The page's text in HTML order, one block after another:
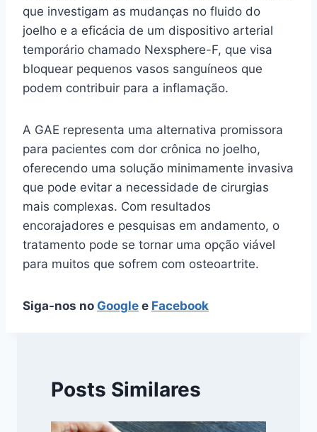
que investigam as mudanças no fluido do
joelho e a eficácia de um dispositivo arterial
temporário chamado Nexsphere-F, que visa
bloquear pequenos vasos sanguíneos que
podem contribuir para a inflamação.
A GAE representa uma alternativa promissora
para pacientes com dor crônica no joelho,
oferecendo uma solução minimamente invasiva
que pode evitar a necessidade de cirurgias
mais complexas. Com resultados
encorajadores e pesquisas em andamento, o
tratamento pode se tornar uma opção viável
para muitos que sofrem com osteoartrite.
Siga-nos no Google e Facebook
Posts Similares